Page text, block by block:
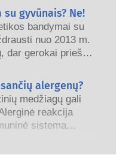
todėl, kad
dar nereiškia,
sistemą.
medžiagų, įskaitant
tačiau labai
sutrikimus.
kuriuos
ir kuriuos
apima visą
endokrininės
gyvūnais? Ne!
bandymai su
nuo 2013 m.
dar gerokai prieš
ir asmens
į mokslinius
sukurti
gyvūnais, kad
ir gaminių
alergenų?
medžiagų gali
reakcija
sistema
yra